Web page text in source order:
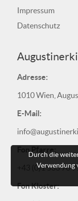
Impressum
Datenschutz
Adresse:
1010 Wien,
E-Mail:
+43 (0)1 533 70
Fon Kloster:
Durch die
Verwendung